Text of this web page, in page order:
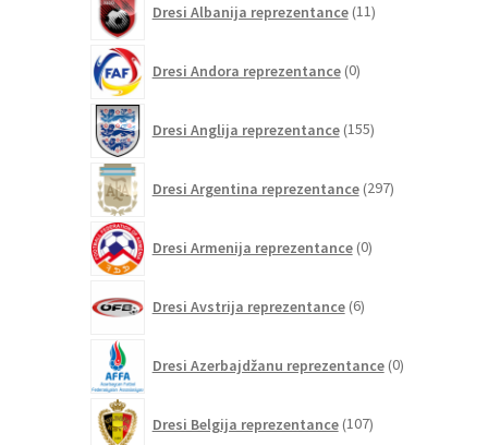
Dresi Albanija reprezentance 11izdelkov
Dresi Andora reprezentance 0izdelkov
Dresi Anglija reprezentance 155izdelkov
Dresi Argentina reprezentance 297izdelkov
Dresi Armenija reprezentance 0izdelkov
Dresi Avstrija reprezentance 6izdelkov
Dresi Azerbajdžanu reprezentance 0izdelkov
Dresi Belgija reprezentance 107izdelkov